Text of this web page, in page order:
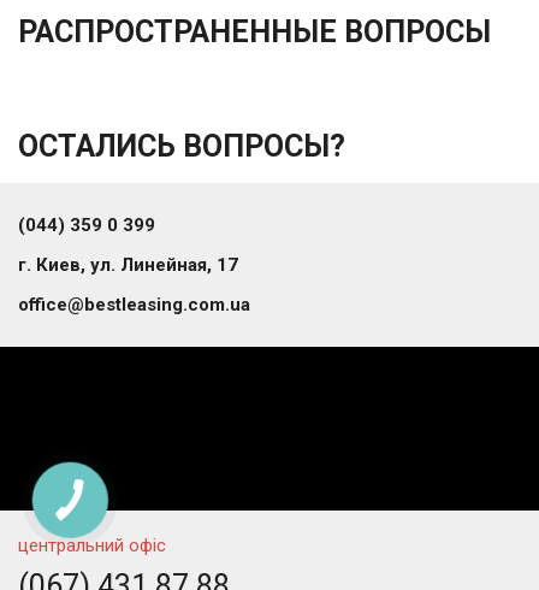
РАСПРОСТРАНЕННЫЕ ВОПРОСЫ
ОСТАЛИСЬ ВОПРОСЫ?
(044) 359 0 399
г. Киев, ул. Линейная, 17
office@bestleasing.com.ua
центральний офіс